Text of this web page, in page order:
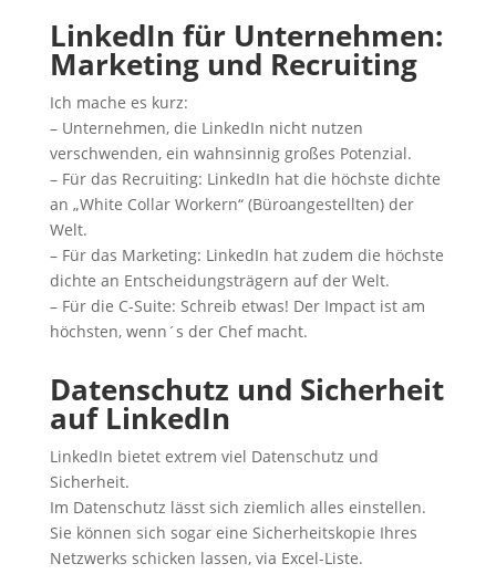
LinkedIn für Unternehmen:
Marketing und Recruiting
Ich mache es kurz:
– Unternehmen, die LinkedIn nicht nutzen
verschwenden, ein wahnsinnig großes Potenzial.
– Für das Recruiting: LinkedIn hat die höchste dichte
an „White Collar Workern“ (Büroangestellten) der
Welt.
– Für das Marketing: LinkedIn hat zudem die höchste
dichte an Entscheidungsträgern auf der Welt.
– Für die C-Suite: Schreib etwas! Der Impact ist am
höchsten, wenn´s der Chef macht.
Datenschutz und Sicherheit
auf LinkedIn
LinkedIn bietet extrem viel Datenschutz und
Sicherheit.
Im Datenschutz lässt sich ziemlich alles einstellen.
Sie können sich sogar eine Sicherheitskopie Ihres
Netzwerks schicken lassen, via Excel-Liste.